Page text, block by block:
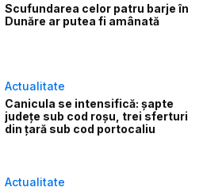
Scufundarea celor patru barje în
Dunăre ar putea fi amânată
Actualitate
Canicula se intensifică: șapte
județe sub cod roșu, trei sferturi
din țară sub cod portocaliu
Actualitate